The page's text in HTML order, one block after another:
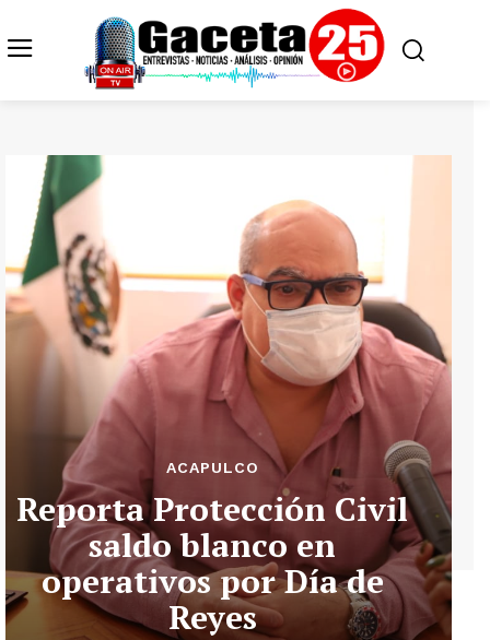
ACAPULCO
Reporta Protección Civil
saldo blanco en
operativos por Día de
Reyes